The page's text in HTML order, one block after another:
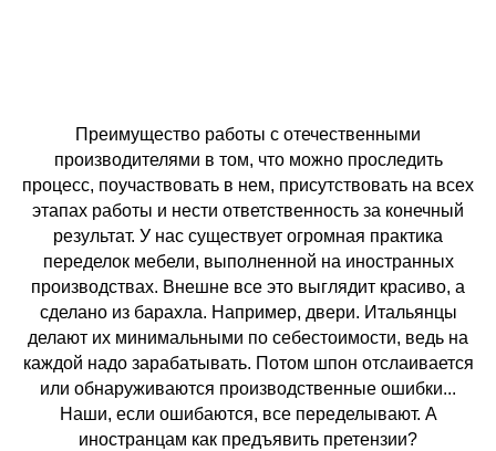
Преимущество работы с отечественными
производителями в том, что можно проследить
процесс, поучаствовать в нем, присутствовать на всех
этапах работы и нести ответственность за конечный
результат. У нас существует огромная практика
переделок мебели, выполненной на иностранных
производствах. Внешне все это выглядит красиво, а
сделано из барахла. Например, двери. Итальянцы
делают их минимальными по себестоимости, ведь на
каждой надо зарабатывать. Потом шпон отслаивается
или обнаруживаются производственные ошибки...
Наши, если ошибаются, все переделывают. А
иностранцам как предъявить претензии?